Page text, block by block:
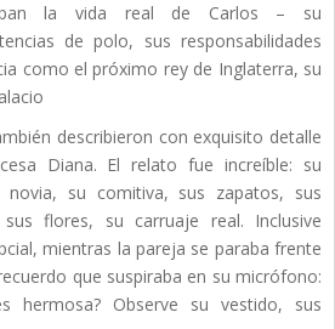
la vida real de Carlos – su
de polo, sus responsabilidades
como el próximo rey de Inglaterra, su
describieron con exquisito detalle
Diana. El relato fue increíble: su
su comitiva, sus zapatos, sus
flores, su carruaje real. Inclusive
mientras la pareja se paraba frente
que suspiraba en su micrófono:
hermosa? Observe su vestido, sus